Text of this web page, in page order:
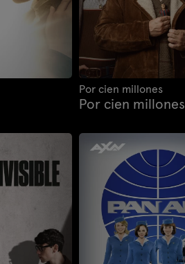
Por cien millones
Por cien millones